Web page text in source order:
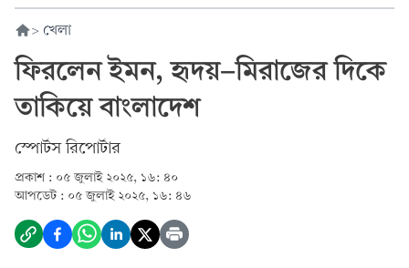
> খেলা
ফিরলেন ইমন, হৃদয়-মিরাজের দিকে
তাকিয়ে বাংলাদেশ
স্পোর্টস রিপোর্টার
প্রকাশ : ০৫ জুলাই ২০২৫, ১৬: ৪০
আপডেট : ০৫ জুলাই ২০২৫, ১৬: ৪৬